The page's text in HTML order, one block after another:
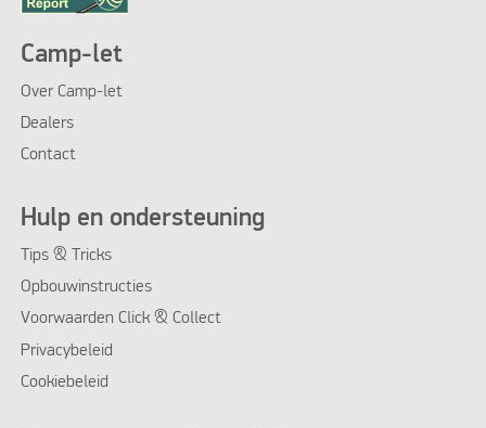
Camp-let
Over Camp-let
Dealers
Contact
Hulp en ondersteuning
Tips & Tricks
Opbouwinstructies
Voorwaarden Click & Collect
Privacybeleid
Cookiebeleid